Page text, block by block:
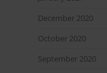
December 2020
October 2020
September 2020